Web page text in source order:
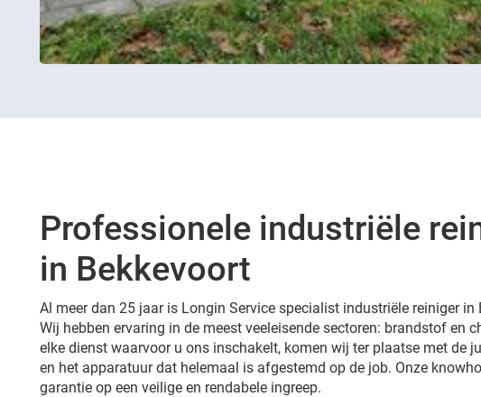
Professionele industriële
in Bekkevoort
Al meer dan 25 jaar is Longin Service specialist industriële reiniger in
Wij hebben ervaring in de meest veeleisende sectoren: brandstof en
elke dienst waarvoor u ons inschakelt, komen wij ter plaatse met de
en het apparatuur dat helemaal is afgestemd op de job. Onze
garantie op een veilige en rendabele ingreep.